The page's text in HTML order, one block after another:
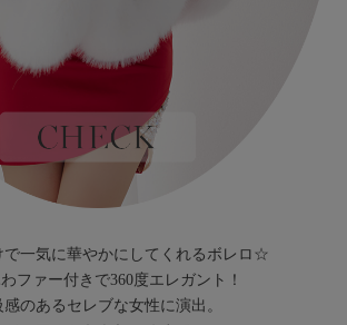
で一気に華やかにしてくれるボレロ☆
ファー付きで360度エレガント！
感のあるセレブな女性に演出。